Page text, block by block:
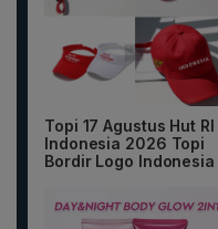
Topi 17 Agustus Hut RI
Indonesia 2026 Topi
Bordir Logo Indonesia